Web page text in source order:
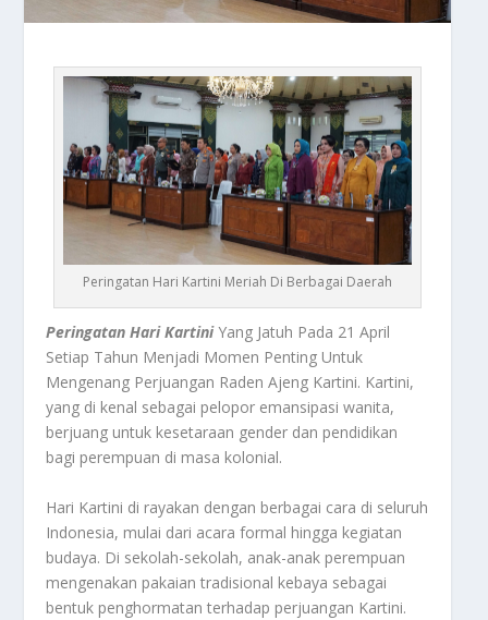
Peringatan Hari Kartini Meriah Di Berbagai Daerah
Peringatan Hari Kartini Yang Jatuh Pada 21 April
Setiap Tahun Menjadi Momen Penting Untuk
Mengenang Perjuangan Raden Ajeng Kartini. Kartini,
yang di kenal sebagai pelopor emansipasi wanita,
berjuang untuk kesetaraan gender dan pendidikan
bagi perempuan di masa kolonial.
Hari Kartini di rayakan dengan berbagai cara di seluruh
Indonesia, mulai dari acara formal hingga kegiatan
budaya. Di sekolah-sekolah, anak-anak perempuan
mengenakan pakaian tradisional kebaya sebagai
bentuk penghormatan terhadap perjuangan Kartini.